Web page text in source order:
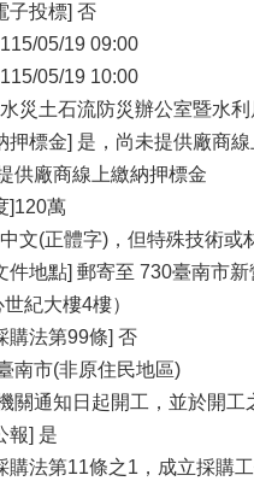
子投標] 否
05/19 09:00
05/19 10:00
水災土石流防災辦公室暨水
押標金] 是，尚未提供廠商
供廠商線上繳納押標金
]120萬
文(正體字)，但特殊技術或
件地點] 郵寄至 730臺南市
紀大樓4樓）
購法第99條] 否
南市(非原住民地區)
關通知日起開工，並於開
報] 是
購法第11條之1，成立採購